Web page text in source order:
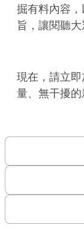
掘有料內容
旨，讓閱聽大
現在，請立
量、無干擾的